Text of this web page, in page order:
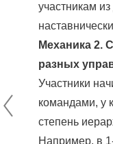
участникам
Механика 2.
разных
Участники
командами, у
степень
Например, в